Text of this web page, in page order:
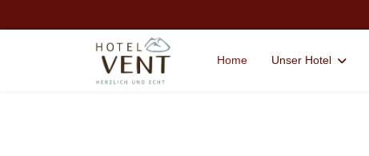
Home Unser Hotel